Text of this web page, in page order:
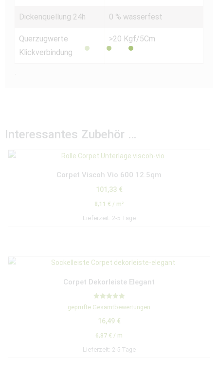
Dickenquellung 24h 0 % wasserfest
Querzugwerte
Klickverbindung
>20 Kgf/5Cm
Interessantes Zubehör …
Corpet Viscoh Vio 600 12.5qm
101,33 €
8,11 € / m²
Lieferzeit: 2-5 Tage
Corpet Dekorleiste Elegant
Bewertet mit
5.00
geprüfte Gesamtbewertungen
16,49 €
6,87 € / m
Lieferzeit: 2-5 Tage